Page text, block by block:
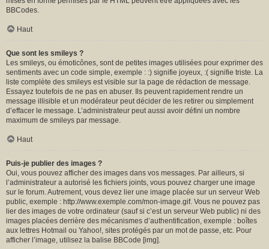
BBCodes.
Haut
Que sont les smileys ?
Les smileys, ou émoticônes, sont de petites images utilisées pour exprimer des
sentiments avec un code simple, exemple : :) signifie joyeux, :( signifie triste. La
liste complète des smileys est visible sur la page de rédaction de message.
Essayez toutefois de ne pas en abuser. Ils peuvent rapidement rendre un
message illisible et un modérateur peut décider de les retirer ou simplement
d’effacer le message. L’administrateur peut aussi avoir défini un nombre
maximum de smileys par message.
Haut
Puis-je publier des images ?
Oui, vous pouvez afficher des images dans vos messages. Par ailleurs, si
l’administrateur a autorisé les fichiers joints, vous pouvez charger une image
sur le forum. Autrement, vous devez lier une image placée sur un serveur Web
public, exemple : http://www.exemple.com/mon-image.gif. Vous ne pouvez pas
lier des images de votre ordinateur (sauf si c’est un serveur Web public) ni des
images placées derrière des mécanismes d’authentification, exemple : boîtes
aux lettres Hotmail ou Yahoo!, sites protégés par un mot de passe, etc. Pour
afficher l’image, utilisez la balise BBCode [img].